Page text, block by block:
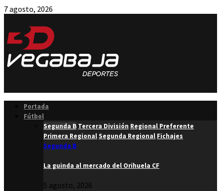
7 agosto, 2026
Portada
Fútbol
Segunda B Tercera División Regional Preferente
Primera RegionalSegunda Regional Fichajes
Segunda B
La guinda al mercado del Orihuela CF
5 agosto, 2026